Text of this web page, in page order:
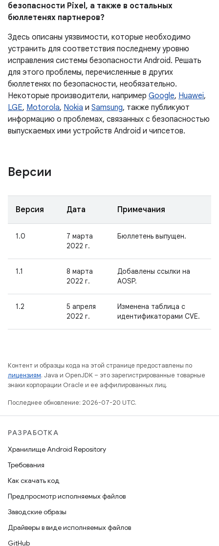
безопасности Pixel, а также в остальных
бюллетенях партнеров?
Здесь описаны уязвимости, которые необходимо
устранить для соответствия последнему уровню
исправления системы безопасности Android. Решать
для этого проблемы, перечисленные в других
бюллетенях по безопасности, необязательно.
Некоторые производители, например Google, Huawei,
LGE, Motorola, Nokia и Samsung, также публикуют
информацию о проблемах, связанных с безопасностью
выпускаемых ими устройств Android и чипсетов.
Версии
Версия Дата Примечания
1.0
7 марта
2022 г.
Бюллетень выпущен.
1.1
8 марта
2022 г.
Добавлены ссылки на
AOSP.
1.2
5 апреля
2022 г.
Изменена таблица с
идентификаторами CVE.
Контент и образцы кода на этой странице предоставлены по
лицензиям. Java и OpenJDK – это зарегистрированные товарные
знаки корпорации Oracle и ее аффилированных лиц.
Последнее обновление: 2026-07-20 UTC.
РАЗРАБОТКА
Хранилище Android Repository
Требования
Как скачать код
Предпросмотр исполняемых файлов
Заводские образы
Драйверы в виде исполняемых файлов
GitHub